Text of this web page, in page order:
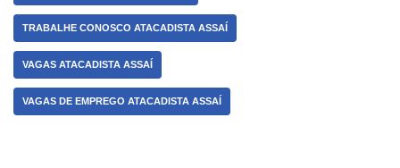
TRABALHE CONOSCO ATACADISTA ASSAÍ
VAGAS ATACADISTA ASSAÍ
VAGAS DE EMPREGO ATACADISTA ASSAÍ